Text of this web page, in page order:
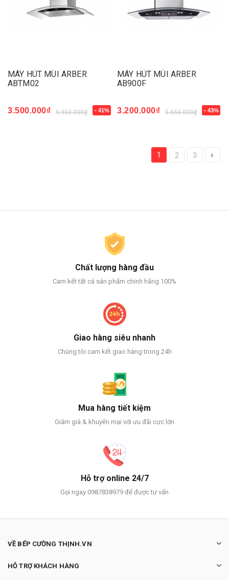
MÁY HÚT MÙI ARBER
ABTM02
3.500.000₫ 5.950.000₫ - 41%
MÁY HÚT MÙI ARBER
AB900F
3.200.000₫ 5.650.000₫ - 43%
1 2 3
Chất lượng hàng đầu
Cam kết tất cả sản phẩm chính hãng 100%
Giao hàng siêu nhanh
Chúng tôi cam kết giao hàng trong 24h
Mua hàng tiết kiệm
Giảm giá & khuyến mại với ưu đãi cực lớn
Hỗ trợ online 24/7
Gọi ngay 0987838979 để được tư vấn
VỀ BẾP CƯỜNG THỊNH.VN
HỖ TRỢ KHÁCH HÀNG